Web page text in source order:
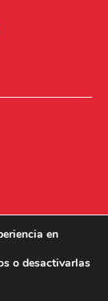
en
o desactivarlas